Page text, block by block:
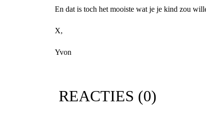
En dat is toch het mooiste wat je je kind zou
X,
Yvon
REACTIES (0)